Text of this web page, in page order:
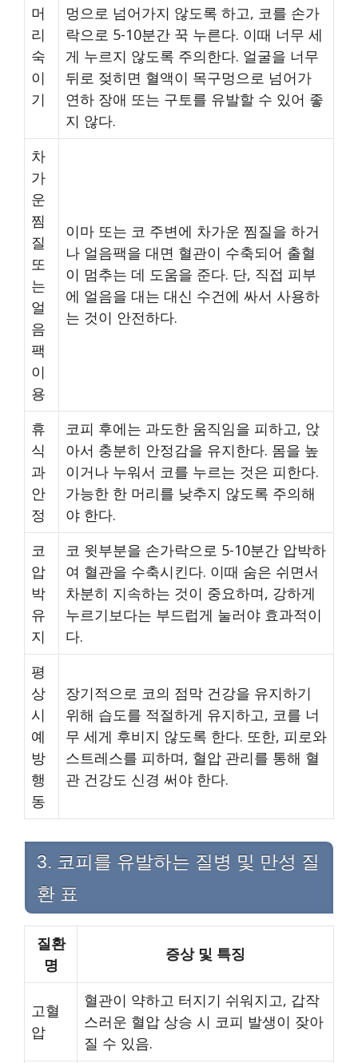
머
리
숙
이
기
멍으로 넘어가지 않도록 하고, 코를 손가
락으로 5-10분간 꾹 누른다. 이때 너무 세
게 누르지 않도록 주의한다. 얼굴을 너무
뒤로 젖히면 혈액이 목구멍으로 넘어가
연하 장애 또는 구토를 유발할 수 있어 좋
지 않다.
차
가
운
찜
질
또
는
얼
음
팩
이
용
이마 또는 코 주변에 차가운 찜질을 하거
나 얼음팩을 대면 혈관이 수축되어 출혈
이 멈추는 데 도움을 준다. 단, 직접 피부
에 얼음을 대는 대신 수건에 싸서 사용하
는 것이 안전하다.
휴
식
과
안
정
코피 후에는 과도한 움직임을 피하고, 앉
아서 충분히 안정감을 유지한다. 몸을 높
이거나 누워서 코를 누르는 것은 피한다.
가능한 한 머리를 낮추지 않도록 주의해
야 한다.
코
압
박
유
지
코 윗부분을 손가락으로 5-10분간 압박하
여 혈관을 수축시킨다. 이때 숨은 쉬면서
차분히 지속하는 것이 중요하며, 강하게
누르기보다는 부드럽게 눌러야 효과적이
다.
평
상
시
예
방
행
동
장기적으로 코의 점막 건강을 유지하기
위해 습도를 적절하게 유지하고, 코를 너
무 세게 후비지 않도록 한다. 또한, 피로와
스트레스를 피하며, 혈압 관리를 통해 혈
관 건강도 신경 써야 한다.
3. 코피를 유발하는 질병 및 만성 질
환 표
질환
명
증상 및 특징
고혈
압
혈관이 약하고 터지기 쉬워지고, 갑작
스러운 혈압 상승 시 코피 발생이 잦아
질 수 있음.